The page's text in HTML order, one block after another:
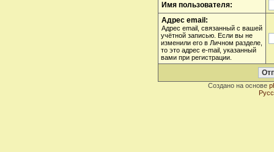
Имя пользователя:
Адрес email:
Адрес email, связанный с вашей
учётной записью. Если вы не
изменили его в Личном разделе,
то это адрес e-mail, указанный
вами при регистрации.
Создано на основе